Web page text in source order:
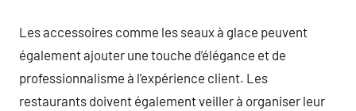
Les accessoires comme les seaux à glace peuvent
également ajouter une touche d’élégance et de
professionnalisme à l’expérience client. Les
restaurants doivent également veiller à organiser leur